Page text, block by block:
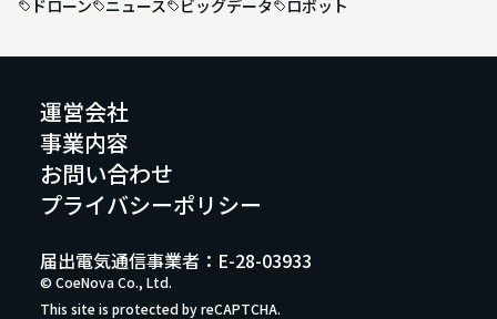
ドローン
ニュース ビッグデータ ロボット
運営会社
事業内容
お問い合わせ
プライバシーポリシー
© CoeNova Co., Ltd.
This site is protected by reCAPTCHA.
届出電気通信事業者：E-28-03933